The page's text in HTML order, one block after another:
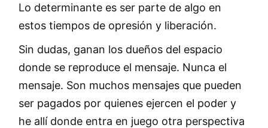
Lo determinante es ser parte de algo en
estos tiempos de opresión y liberación.
Sin dudas, ganan los dueños del espacio
donde se reproduce el mensaje. Nunca el
mensaje. Son muchos mensajes que pueden
ser pagados por quienes ejercen el poder y
he allí donde entra en juego otra perspectiva